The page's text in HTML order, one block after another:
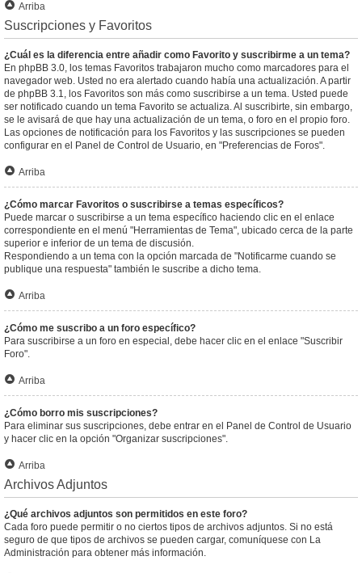
Arriba
Suscripciones y Favoritos
¿Cuál es la diferencia entre añadir como Favorito y suscribirme a un tema?
En phpBB 3.0, los temas Favoritos trabajaron mucho como marcadores para el
navegador web. Usted no era alertado cuando había una actualización. A partir
de phpBB 3.1, los Favoritos son más como suscribirse a un tema. Usted puede
ser notificado cuando un tema Favorito se actualiza. Al suscribirte, sin embargo,
se le avisará de que hay una actualización de un tema, o foro en el propio foro.
Las opciones de notificación para los Favoritos y las suscripciones se pueden
configurar en el Panel de Control de Usuario, en "Preferencias de Foros".
Arriba
¿Cómo marcar Favoritos o suscribirse a temas específicos?
Puede marcar o suscribirse a un tema específico haciendo clic en el enlace
correspondiente en el menú "Herramientas de Tema", ubicado cerca de la parte
superior e inferior de un tema de discusión.
Respondiendo a un tema con la opción marcada de "Notificarme cuando se
publique una respuesta" también le suscribe a dicho tema.
Arriba
¿Cómo me suscribo a un foro específico?
Para suscribirse a un foro en especial, debe hacer clic en el enlace "Suscribir
Foro".
Arriba
¿Cómo borro mis suscripciones?
Para eliminar sus suscripciones, debe entrar en el Panel de Control de Usuario
y hacer clic en la opción "Organizar suscripciones".
Arriba
Archivos Adjuntos
¿Qué archivos adjuntos son permitidos en este foro?
Cada foro puede permitir o no ciertos tipos de archivos adjuntos. Si no está
seguro de que tipos de archivos se pueden cargar, comuníquese con La
Administración para obtener más información.